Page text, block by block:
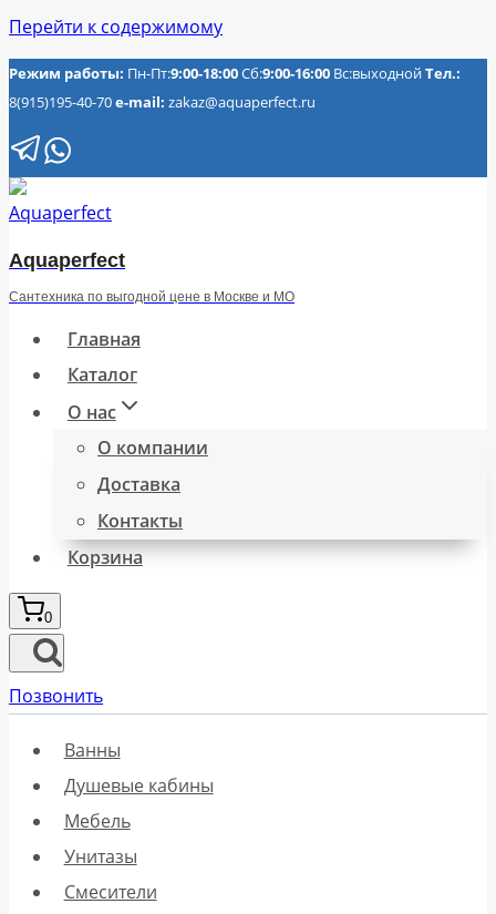
Перейти к содержимому
Режим работы: Пн-Пт:9:00-18:00Сб:9:00-16:00 Вс:выходнойТел.:
8(915)195-40-70e-mail: zakaz@aquaperfect.ru
Aquaperfect
Сантехника по выгодной цене в Москве и МО
Главная
Каталог
О нас
О компании
Доставка
Контакты
Корзина
0
Позвонить
Ванны
Душевые кабины
Мебель
Унитазы
Смесители